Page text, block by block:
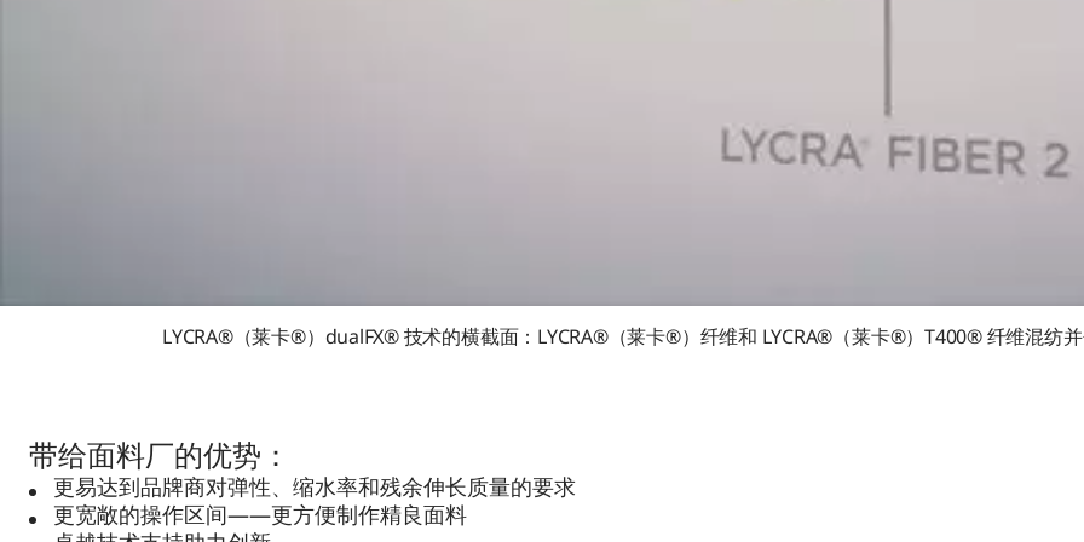
LYCRA®（莱卡®）dualFX® 技术的横截面：LYCRA®（莱卡®）纤维和 LYCRA®（莱卡®）T400® 纤维混纺
带给面料厂的优势：
更易达到品牌商对弹性、缩水率和残余伸长质量的要求
更宽敞的操作区间——更方便制作精良面料